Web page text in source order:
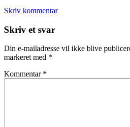
Skriv kommentar
Læserinteraktioner
Skriv et svar
Din e-mailadresse vil ikke blive
markeret med *
Kommentar *